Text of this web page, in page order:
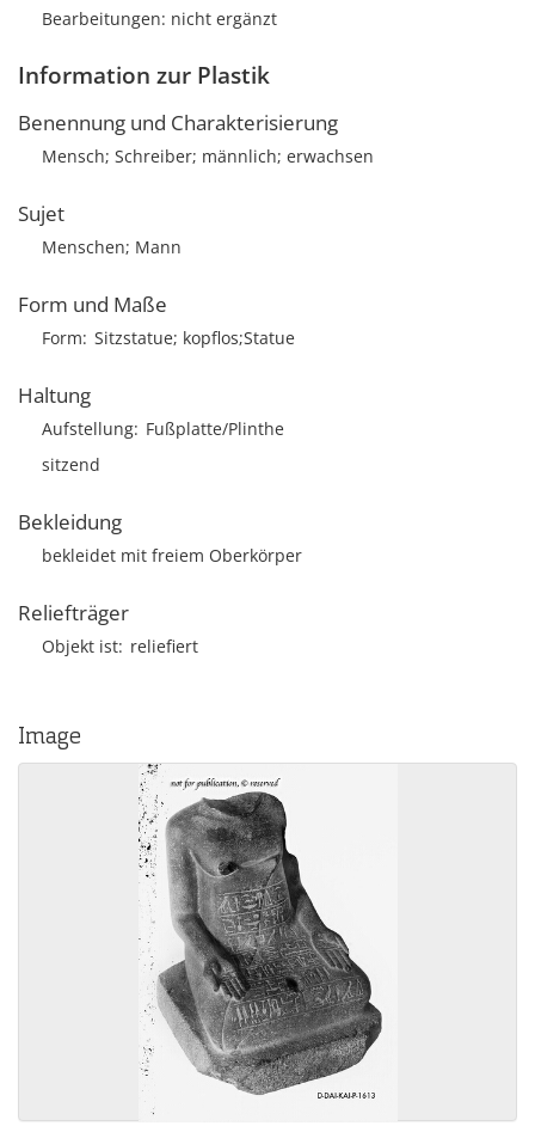
Bearbeitungen: nicht ergänzt
Information zur Plastik
Benennung und Charakterisierung
Mensch; Schreiber; männlich; erwachsen
Sujet
Menschen; Mann
Form und Maße
Form Sitzstatue; kopflos;Statue
Haltung
Aufstellung Fußplatte/Plinthe
sitzend
Bekleidung
bekleidet mit freiem Oberkörper
Reliefträger
Objekt ist reliefiert
Image